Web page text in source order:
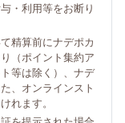
・利用等をお断り
精算前にナデポカ
（ポイント集約ア
等は除く）、ナデ
、オンラインスト
れます。